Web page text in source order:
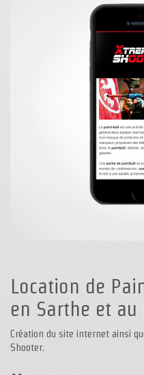
Location de
en Sarthe et au
Création du site internet ainsi
Shooter.